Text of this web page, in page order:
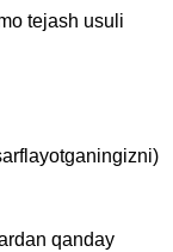
tejash usuli
qanday